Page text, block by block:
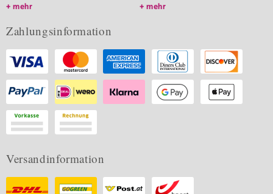
mehr
mehr
Zahlungsinformation
Versandinformation